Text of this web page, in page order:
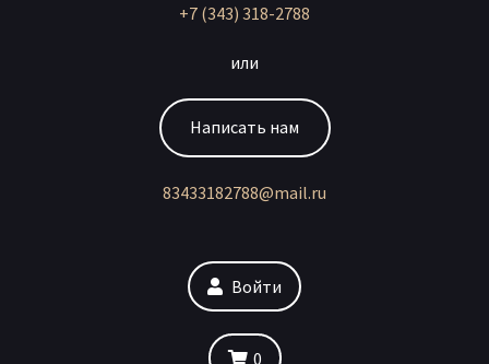
+7 (343) 318-2788
или
Написать нам
83433182788@mail.ru
Войти
0